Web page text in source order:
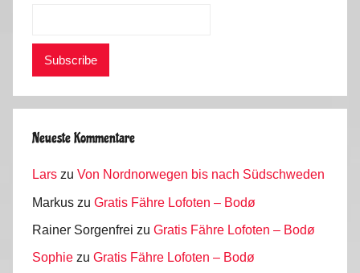
Neueste Kommentare
Lars zu Von Nordnorwegen bis nach Südschweden
Markus zu Gratis Fähre Lofoten – Bodø
Rainer Sorgenfrei zu Gratis Fähre Lofoten – Bodø
Sophie zu Gratis Fähre Lofoten – Bodø